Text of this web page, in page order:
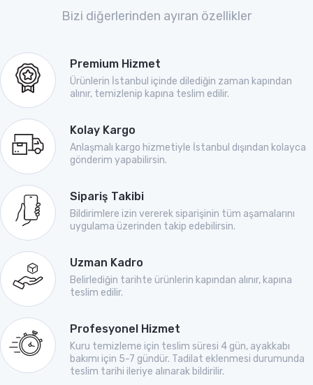
Bizi diğerlerinden ayıran özellikler
Premium Hizmet
Ürünlerin İstanbul içinde dilediğin zaman kapından
alınır, temizlenip kapına teslim edilir.
Kolay Kargo
Anlaşmalı kargo hizmetiyle İstanbul dışından kolayca
gönderim yapabilirsin.
Sipariş Takibi
Bildirimlere izin vererek siparişinin tüm aşamalarını
uygulama üzerinden takip edebilirsin.
Uzman Kadro
Belirlediğin tarihte ürünlerin kapından alınır, kapına
teslim edilir.
Profesyonel Hizmet
Kuru temizleme için teslim süresi 4 gün, ayakkabı
bakımı için 5-7 gündür. Tadilat eklenmesi durumunda
teslim tarihi ileriye alınarak bildirilir.